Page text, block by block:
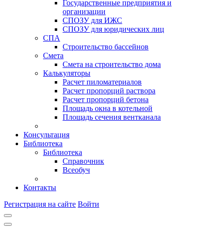
Государственные предприятия и
организации
СПОЗУ для ИЖС
СПОЗУ для юридических лиц
СПА
Строительство бассейнов
Смета
Смета на строительство дома
Калькуляторы
Расчет пиломатериалов
Расчет пропорций раствора
Расчет пропорций бетона
Площадь окна в котельной
Площадь сечения вентканала
Консультация
Библиотека
Библиотека
Справочник
Всеобуч
Контакты
Регистрация на сайте Войти